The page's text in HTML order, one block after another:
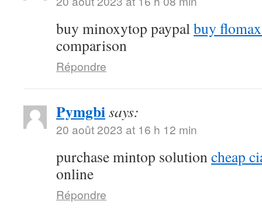
buy minoxytop paypal buy
comparison
Répondre
Pymgbisays:
20 août 2023 at 16 h 12 min
purchase mintop solution cheap
online
Répondre